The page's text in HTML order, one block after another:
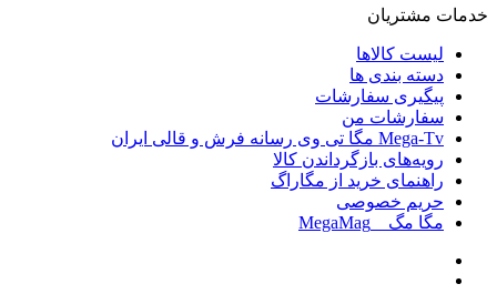
خدمات مشتریان
لیست کالاها
دسته بندی ها
پیگیری سفارشات
سفارشات من
Mega-Tv مگا تی وی رسانه فرش و قالی ایران
رویه‌های بازگرداندن کالا
راهنمای خرید از مگاراگ
حریم خصوصی
مگا مگ _ MegaMag